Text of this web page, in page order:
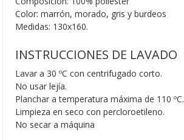
Color: marrón, morado, gris y burdeos
Medidas: 130x160.
INSTRUCCIONES DE LAVADO
Lavar a 30 ºC con centrifugado corto.
No usar lejía.
Planchar a temperatura máxima de 110 ºC.
Limpieza en seco con percloroetileno.
No secar a máquina